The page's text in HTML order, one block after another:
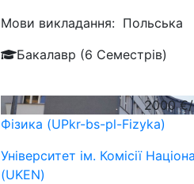
Мови викладання: Польська
Бакалавр (6 Семестрів)
2000€/
Фізика (UPkr-bs-pl-Fizyka)
Університет ім. Комісії
(UKEN)